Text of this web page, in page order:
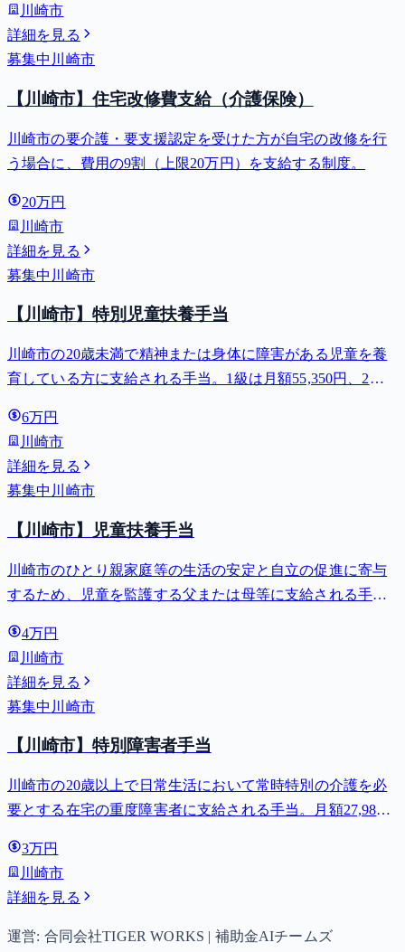
川崎市
詳細を見る
募集中 川崎市
【川崎市】住宅改修費支給（介護保険）
川崎市の要介護・要支援認定を受けた方が自宅の改修を行
う場合に、費用の9割（上限20万円）を支給する制度。
20万円
川崎市
詳細を見る
募集中 川崎市
【川崎市】特別児童扶養手当
川崎市の20歳未満で精神または身体に障害がある児童を養
育している方に支給される手当。1級は月額55,350円、2級
6万円
川崎市
詳細を見る
募集中 川崎市
【川崎市】児童扶養手当
川崎市のひとり親家庭等の生活の安定と自立の促進に寄与
するため、児童を監護する父または母等に支給される手
4万円
川崎市
詳細を見る
募集中 川崎市
【川崎市】特別障害者手当
川崎市の20歳以上で日常生活において常時特別の介護を必
要とする在宅の重度障害者に支給される手当。月額27,980
3万円
川崎市
詳細を見る
運営: 合同会社TIGER WORKS | 補助金AIチームズ